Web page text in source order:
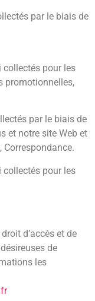
par le biais de
pour les
promotionnelles,
par le biais de
et notre site Web et
pour les
d’accès et de
de
les